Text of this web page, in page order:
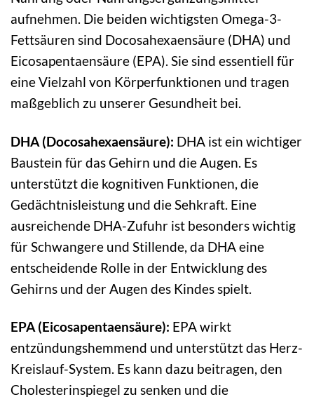
aufnehmen. Die beiden wichtigsten Omega-3-
Fettsäuren sind Docosahexaensäure (DHA) und
Eicosapentaensäure (EPA). Sie sind essentiell für
eine Vielzahl von Körperfunktionen und tragen
maßgeblich zu unserer Gesundheit bei.
DHA (Docosahexaensäure): DHA ist ein wichtiger
Baustein für das Gehirn und die Augen. Es
unterstützt die kognitiven Funktionen, die
Gedächtnisleistung und die Sehkraft. Eine
ausreichende DHA-Zufuhr ist besonders wichtig
für Schwangere und Stillende, da DHA eine
entscheidende Rolle in der Entwicklung des
Gehirns und der Augen des Kindes spielt.
EPA (Eicosapentaensäure): EPA wirkt
entzündungshemmend und unterstützt das Herz-
Kreislauf-System. Es kann dazu beitragen, den
Cholesterinspiegel zu senken und die